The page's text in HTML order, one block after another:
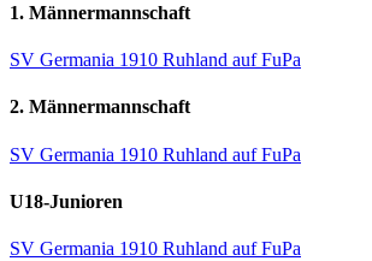
1. Männermannschaft
SV Germania 1910 Ruhland auf FuPa
2. Männermannschaft
SV Germania 1910 Ruhland auf FuPa
U18-Junioren
SV Germania 1910 Ruhland auf FuPa